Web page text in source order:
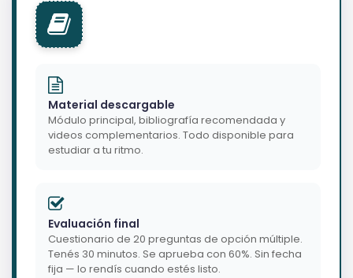
Material descargable
Módulo principal, bibliografía recomendada y
videos complementarios. Todo disponible para
estudiar a tu ritmo.
Evaluación final
Cuestionario de 20 preguntas de opción múltiple.
Tenés 30 minutos. Se aprueba con 60%. Sin fecha
fija — lo rendís cuando estés listo.